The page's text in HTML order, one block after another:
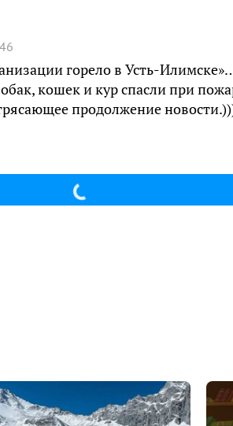
горело в Усть-
кошек и кур спасли при
продолжение